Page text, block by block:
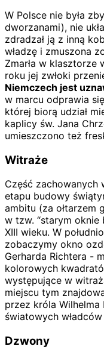
W Polsce nie była
dworzanami), nie
zdradzał ją z inną
władzę i zmuszona
Zmarła w klasztorze
roku jej zwłoki
Niemczech jest
w marcu odprawia
której biorą udział
kaplicy św. Jana
umieszczono też
Witraże
Część
etapu budowy
ambitu (za ołtarzem
w tzw. “starym oknie
XIII wieku. W
zobaczymy okno
Gerharda Richtera -
kolorowych
występujące w
miejscu tym
przez króla
światowych
Dzwony